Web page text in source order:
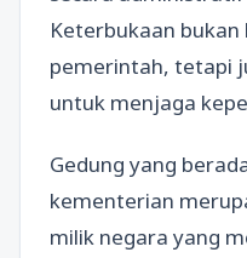
Keterbukaan
pemerintah, tetapi
untuk menjaga
Gedung yang
kementerian
milik negara yang